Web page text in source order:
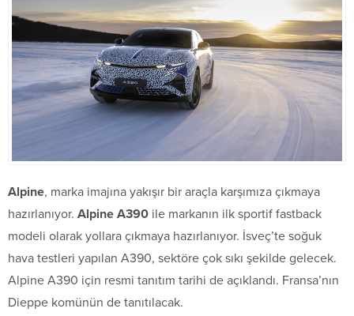
Alpine, marka imajına yakışır bir araçla karşımıza çıkmaya
hazırlanıyor. Alpine A390 ile markanın ilk sportif fastback
modeli olarak yollara çıkmaya hazırlanıyor. İsveç’te soğuk
hava testleri yapılan A390, sektöre çok sıkı şekilde gelecek.
Alpine A390 için resmi tanıtım tarihi de açıklandı. Fransa’nın
Dieppe komünün de tanıtılacak.